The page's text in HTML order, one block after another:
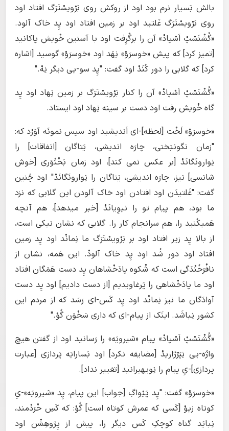
بالش بَسیار نرم بود اود از روکش روی بَرْویسْتَرَگ افتاد اود
روی بَرْویسْتَرَگ غَلتید اود بر زمین افتاد اود پِد خاک آلود.
«گُشْنَسْپْ اَسْپادْ» آن را برگْرِفت اود با آستین خْویش پاکانید
[تمیز کرد] که پیش «خوسرَوْ» نِهَد اود «خوسرَوْ» گوسید [اشاره
کرد] که گلابی را دور کُنَدْ اود گفت: "پِد سو-یی دیگر نِهْ."
«گُشْنَسْپْ اَسْپادْ» آن را کنار بَرْویسْتَرَگ بر زمین نِهاد اود پِد
گاه خْویش رفت اود دست بر سینه نِهاد اود ایستاد.
«خوسرَوْ» لَخْت [لحظه]-ای اَندیشید اود سپس نمونَه آوَرْد که:
"زمان نگونبَختی، چارَه اندیشی، یَتاگان [اتفاقات] را
نِوارونَگانَدْ [بر عکس نمی کند]، اود زمان بَخْتْوَری [خوش
شانسی] نیز، چارَه اندیشی، یَتاگان را نِوارونَگانَدْ" اود چُنین
گفت: "غَلتیدَن اود افتادن اود خاک آلودن این گلابی که نزد
ما بود، هم پیام تو را نیوِیانَدْ [خبر میدهد]، هم آنچه
هَمیکُنید را، هم سرانجام کار را. گلابی که نشان نیکی است،
از بالا پِد زیر افتاد اود بر بَرْویسْتَرَگ ما نِمانْد اود پِد زمین
افتاد اود دور شُد اود پِد خاک آلودْ. این هَمه، نشان از
نافْرَخُنْدَگی است که شْکوه پادَخْشاهان پِد دست هَمَگان افتاد
اود ما پادَخْشاهی را پَرغاویدیم [از دست دادیم] اود پِد دست
آوادَگان ما نیز نِمانْد اود پِد کَس-ای رَسَد که از مردم این
کشور نِباشَد. اینَک از پیام-ای که داری سَخْوَن گُوْ."
«گُشْنَسْپْ اَسْپادْ» پیام «شیرویَه» را رَسانید اود از گفتن هیچ
واژَه-یی نِپَرْژاریدْ [مضایقه نکرد] اود بَسارایَه پَردازی [عبارت
پردازی]-یِ پیام را نِویهیرانید [تغییر نداد].
«خوسرَوْ» گفت: "پِد پَیْواگِ [جواب] این پیام، پِد «شیرویَه»-یِ
کوتاه زیوْ [کَسی که عمرش کوتاه است] گُوْ: که کَسِ خْرَدْمند،
نِبایَد گناه کوچکِ کَس دیگر را، پیش از پِژوهِشْن اود